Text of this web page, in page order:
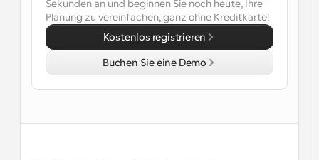
Arbeitsabläufe
Automatisieren Sie die Planung und Erinnerungen
Sofortige Besprechungen
Sekunden an und beginnen Sie noch heute, Ihre
Planung zu vereinfachen, ganz ohne Kreditkarte!
Kostenlos registrieren
Buchen Sie eine Demo